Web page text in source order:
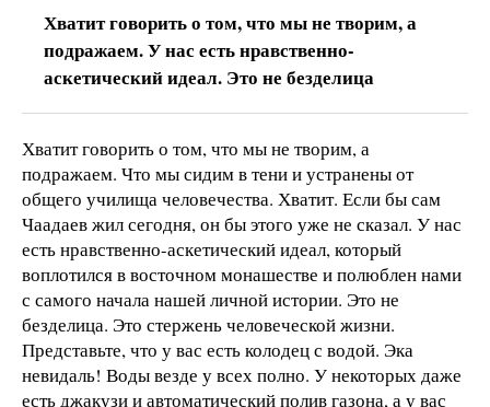
Хватит говорить о том, что мы не творим, а
подражаем. У нас есть нравственно-
аскетический идеал. Это не безделица
Хватит говорить о том, что мы не творим, а
подражаем. Что мы сидим в тени и устранены от
общего училища человечества. Хватит. Если бы сам
Чаадаев жил сегодня, он бы этого уже не сказал. У нас
есть нравственно-аскетический идеал, который
воплотился в восточном монашестве и полюблен нами
с самого начала нашей личной истории. Это не
безделица. Это стержень человеческой жизни.
Представьте, что у вас есть колодец с водой. Эка
невидаль! Воды везде у всех полно. У некоторых даже
есть джакузи и автоматический полив газона, а у вас